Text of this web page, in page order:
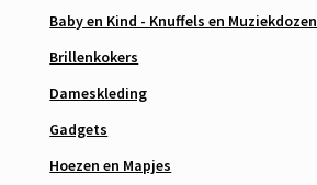
Baby en Kind - Knuffels en Muziekdozen
Brillenkokers
Dameskleding
Gadgets
Hoezen en Mapjes